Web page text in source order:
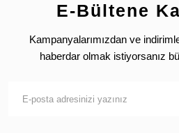
E-Bültene
Kampanyalarımızdan ve
haberdar olmak istiyorsanız